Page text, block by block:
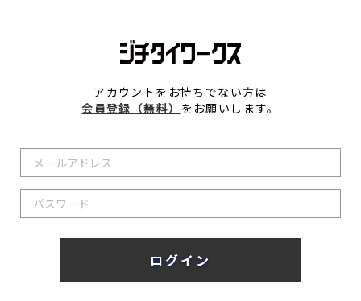
アカウントをお持ちでない方は
会員登録（無料） をお願いします。